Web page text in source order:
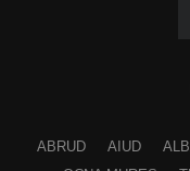
ABRUD AIUD